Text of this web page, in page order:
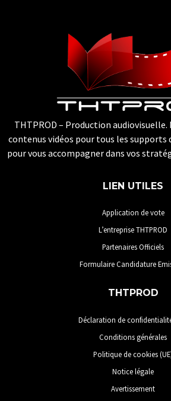
THTPROD – Production audiovisuelle.
contenus vidéos pour tous les
pour vous accompagner dans vos
LIEN UTILES
Application de vote
L’entreprise THTPROD
Partenaires Officiels
Formulaire Candidature
THTPROD
Déclaration de
Conditions générales
Politique de cookies
Notice légale
Avertissement